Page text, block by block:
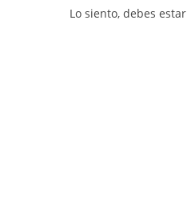
Lo siento, debes estar